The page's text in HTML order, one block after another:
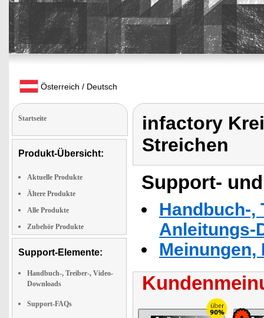
Österreich / Deutsch
Startseite
Produkt-Übersicht:
Aktuelle Produkte
Ältere Produkte
Alle Produkte
Zubehör Produkte
Support-Elemente:
Handbuch-, Treiber-, Video-
Downloads
Support-FAQs
infactory
Streichen
Support-
Handbuch-,
Anleitungs-